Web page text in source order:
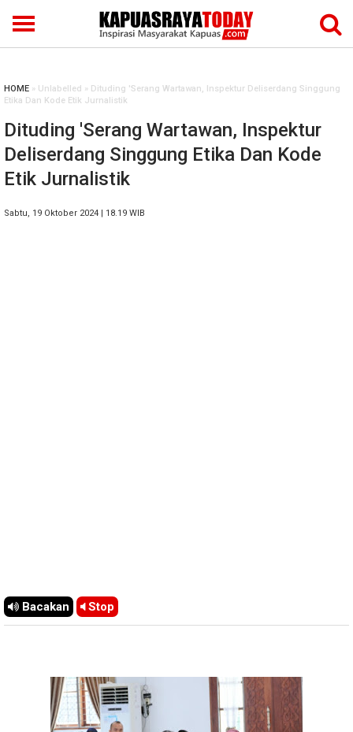
HOME » Unlabelled » Dituding 'Serang Wartawan, Inspektur Deliserdang Singgung
Etika Dan Kode Etik Jurnalistik
Dituding 'Serang Wartawan, Inspektur
Deliserdang Singgung Etika Dan Kode
Etik Jurnalistik
Sabtu, 19 Oktober 2024 | 18.19 WIB
Bacakan Stop